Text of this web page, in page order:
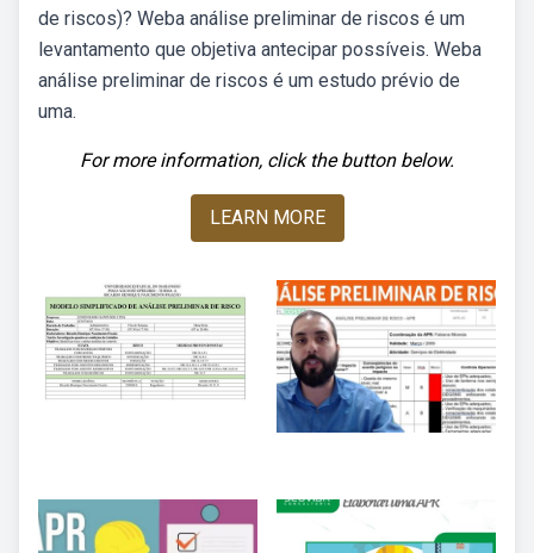
de riscos)? Weba análise preliminar de riscos é um
levantamento que objetiva antecipar possíveis. Weba
análise preliminar de riscos é um estudo prévio de
uma.
For more information, click the button below.
LEARN MORE